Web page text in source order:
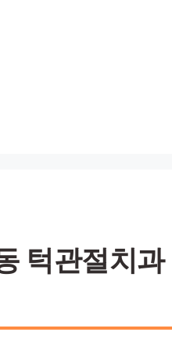
턱관절치